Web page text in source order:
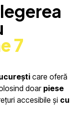
7
care oferă
doar piese
accesibile și cu